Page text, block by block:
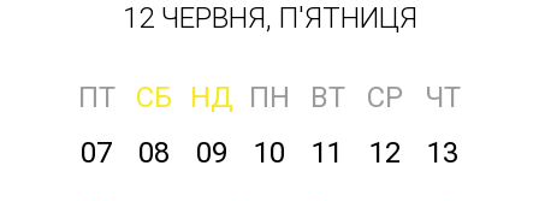
12 ЧЕРВНЯ, П'ЯТНИЦЯ
ПТ СБ НД ПН ВТ СР
ЧТ
07
08 09 10 11 12 13